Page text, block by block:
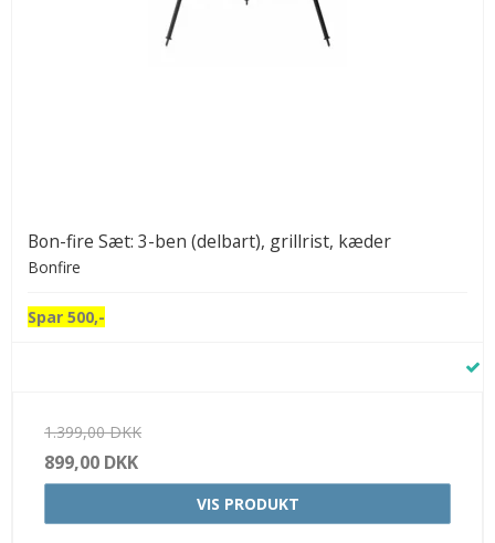
Bon-fire Sæt: 3-ben (delbart), grillrist, kæder
Bonfire
Spar 500,-
1.399,00 DKK
899,00 DKK
VIS PRODUKT